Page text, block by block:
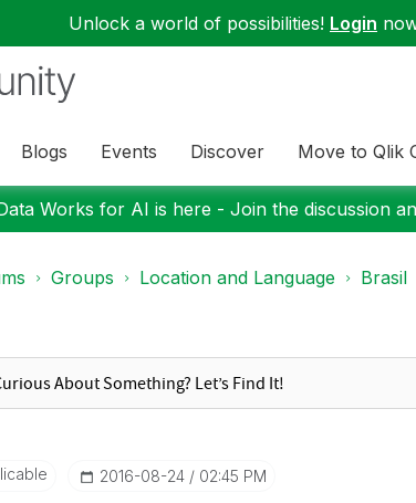
Unlock a world of possibilities! Login
Blogs Events Discover Move to Qlik
Works for AI is here - Join the discussion
Groups Location and Language Brasil
‎2016-08-24 02:45 PM